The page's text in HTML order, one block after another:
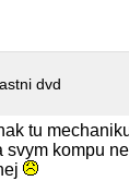
dvd
tu
kompu